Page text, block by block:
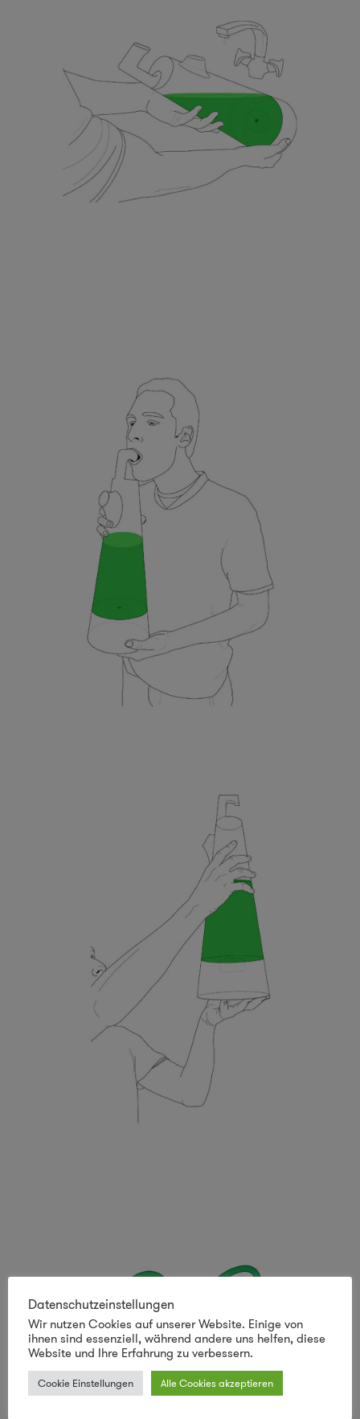
Datenschutzeinstellungen
Wir nutzen Cookies auf unserer Website. Einige von
ihnen sind essenziell, während andere uns helfen, diese
Website und Ihre Erfahrung zu verbessern.
Cookie Einstellungen Alle Cookies akzeptieren